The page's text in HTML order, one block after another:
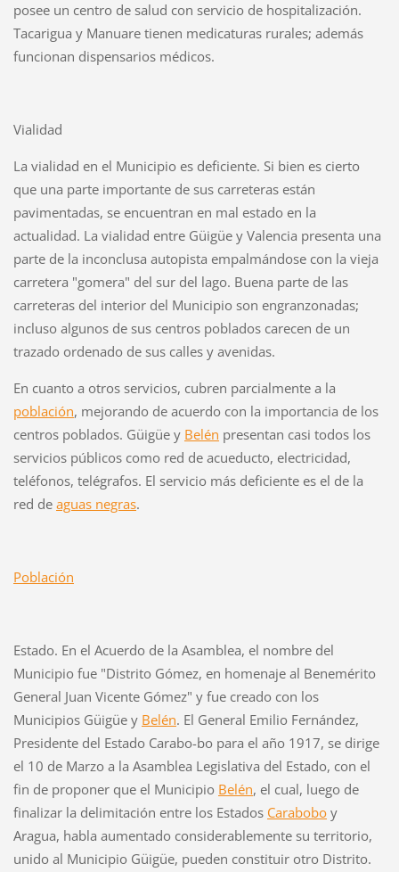
posee un centro de salud con servicio de hospitalización.
Tacarigua y Manuare tienen medicaturas rurales; además
funcionan dispensarios médicos.
Vialidad
La vialidad en el Municipio es deficiente. Si bien es cierto
que una parte importante de sus carreteras están
pavimentadas, se encuentran en mal estado en la
actualidad. La vialidad entre Güigüe y Valencia presenta una
parte de la inconclusa autopista empalmándose con la vieja
carretera "gomera" del sur del lago. Buena parte de las
carreteras del interior del Municipio son engranzonadas;
incluso algunos de sus centros poblados carecen de un
trazado ordenado de sus calles y avenidas.
En cuanto a otros servicios, cubren parcialmente a la
población, mejorando de acuerdo con la importancia de los
centros poblados. Güigüe y Belén presentan casi todos los
servicios públicos como red de acueducto, electricidad,
teléfonos, telégrafos. El servicio más deficiente es el de la
red de aguas negras.
Población
Estado. En el Acuerdo de la Asamblea, el nombre del
Municipio fue "Distrito Gómez, en homenaje al Benemérito
General Juan Vicente Gómez" y fue creado con los
Municipios Güigüe y Belén. El General Emilio Fernández,
Presidente del Estado Carabo-bo para el año 1917, se dirige
el 10 de Marzo a la Asamblea Legislativa del Estado, con el
fin de proponer que el Municipio Belén, el cual, luego de
finalizar la delimitación entre los Estados Caraboboy
Aragua, habla aumentado considerablemente su territorio,
unido al Municipio Güigüe, pueden constituir otro Distrito.